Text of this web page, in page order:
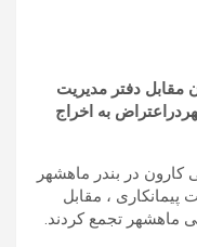
مقابل دفتر مدیریت
به اخراج
کارون در بندر ماهشهر
، مقابل
ماهشهر تجمع کردند.